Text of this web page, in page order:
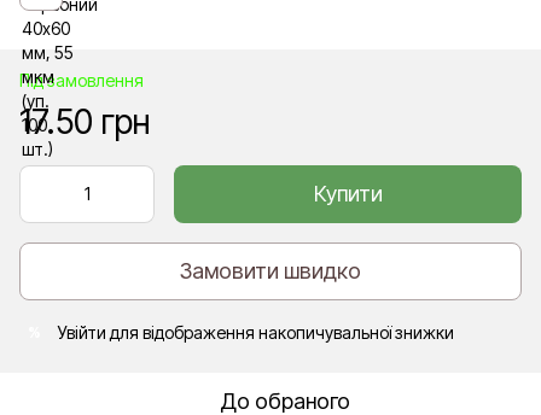
Під замовлення
17.50 грн
Купити
Замовити швидко
Увійти для відображення накопичувальної знижки
До обраного